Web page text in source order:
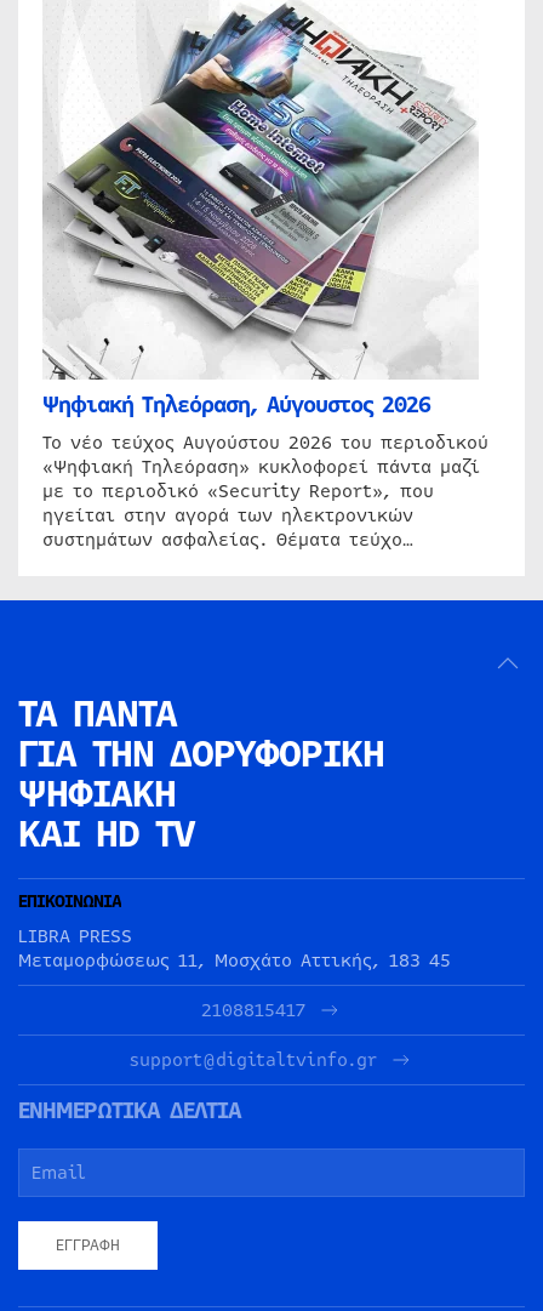
Ψηφιακή Τηλεόραση, Αύγουστος 2026
Το νέο τεύχος Αυγούστου 2026 του περιοδικού
«Ψηφιακή Τηλεόραση» κυκλοφορεί πάντα μαζί
με το περιοδικό «Security Report», που
ηγείται στην αγορά των ηλεκτρονικών
συστημάτων ασφαλείας. Θέματα τεύχο…
ΤΑ ΠΑΝΤΑ
ΓΙΑ ΤΗΝ ΔΟΡΥΦΟΡΙΚΗ
ΨΗΦΙΑΚΗ
ΚΑΙ HD TV
ΕΠΙΚΟΙΝΩΝΙΑ
LIBRA PRESS
Μεταμορφώσεως 11, Μοσχάτο Αττικής, 183 45
2108815417
support@digitaltvinfo.gr
ΕΝΗΜΕΡΩΤΙΚΑ ΔΕΛΤΙΑ
ΕΓΓΡΑΦΉ